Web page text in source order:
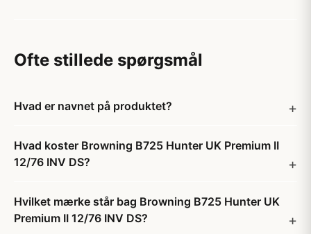
Ofte stillede spørgsmål
Hvad er navnet på produktet?
Hvad koster Browning B725 Hunter UK Premium II
12/76 INV DS?
Hvilket mærke står bag Browning B725 Hunter UK
Premium II 12/76 INV DS?